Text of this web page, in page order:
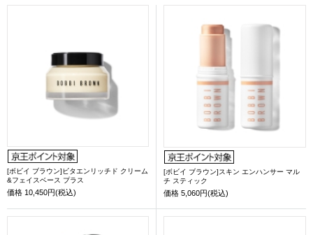
[ボビイ ブラウン]ビタエンリッチド クリーム
&フェイスベース プラス
価格 10,450円(税込)
[ボビイ ブラウン]スキン エンハンサー マル
チ スティック
価格 5,060円(税込)